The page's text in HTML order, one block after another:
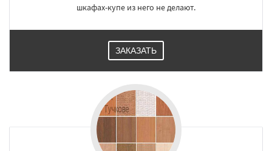
шкафах-купе из него не делают.
ЗАКАЗАТЬ